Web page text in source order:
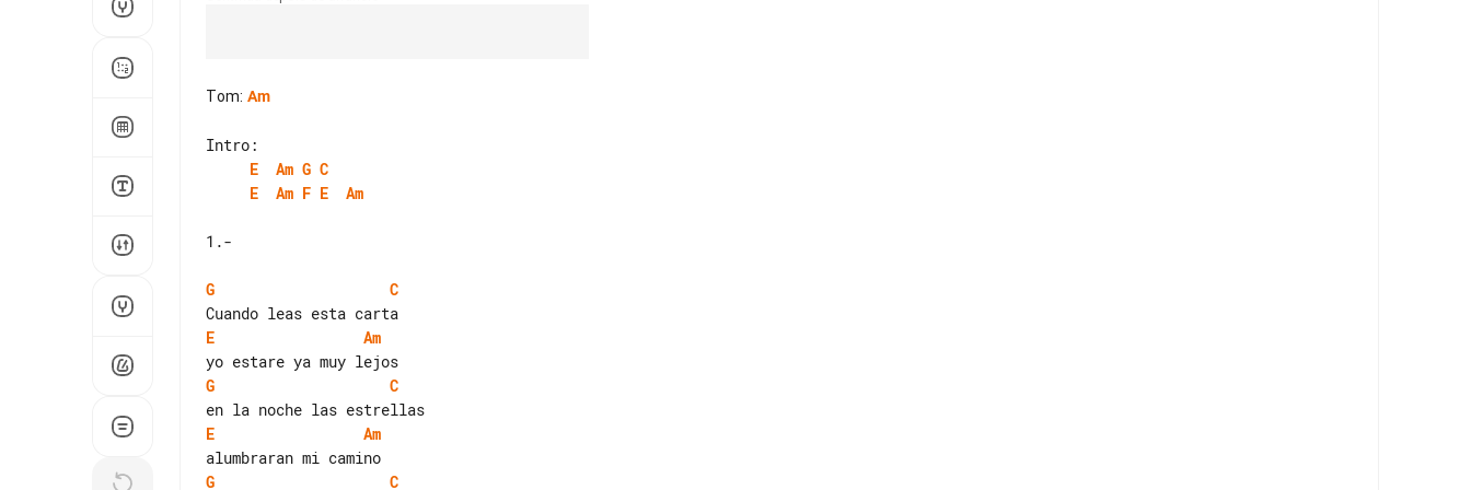
Tom: Am
E
Am G C
E
Am F E Am
1.-
G
C
E
Am
G
C
E
Am
G
C